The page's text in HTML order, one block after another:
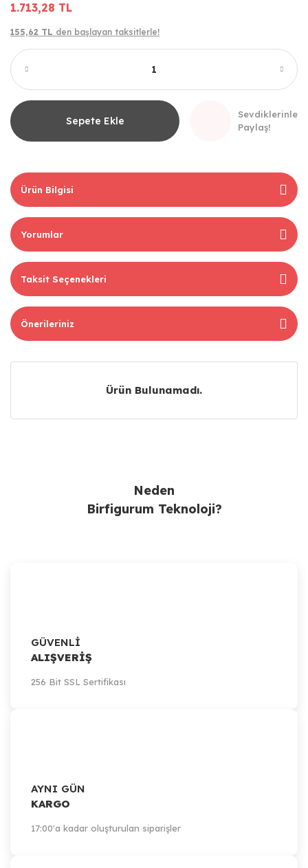
1.713,28 TL
155,62 TL den başlayan taksitlerle!
Sepete Ekle
Sevdiklerinle
Paylaş!
Ürün Bilgisi
Yorumlar
Taksit Seçenekleri
Önerileriniz
Ürün Bulunamadı.
Neden
Birfigurum Teknoloji?
GÜVENLİ
ALIŞVERİŞ
256 Bit SSL Sertifikası
AYNI GÜN
KARGO
17:00'a kadar oluşturulan siparişler